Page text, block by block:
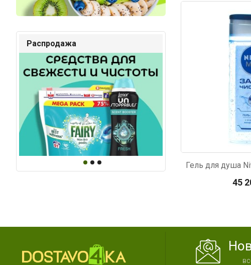
Распродажа
Код: 2157
45